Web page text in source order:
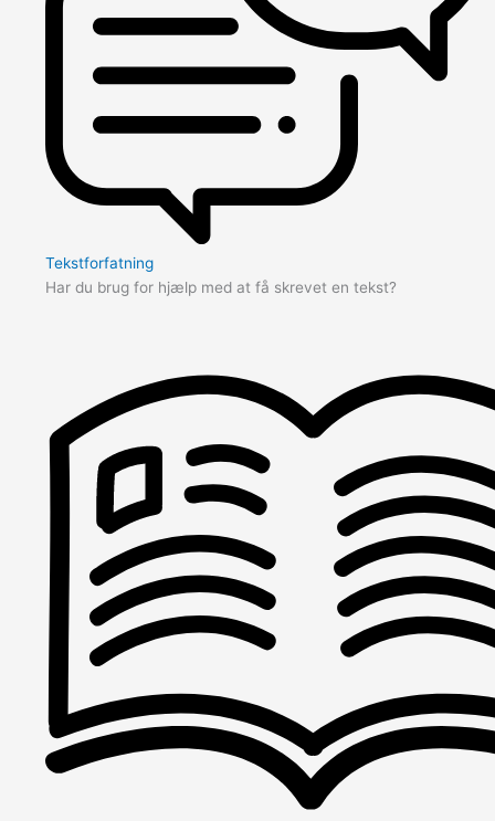
Tekstforfatning
Har du brug for hjælp med at få skrevet en tekst?